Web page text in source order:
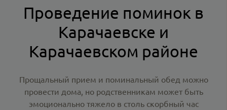
Проведение поминок в
Карачаевске и
Карачаевском районе
Прощальный прием и поминальный обед можно
провести дома, но родственникам может быть
эмоционально тяжело в столь скорбный час